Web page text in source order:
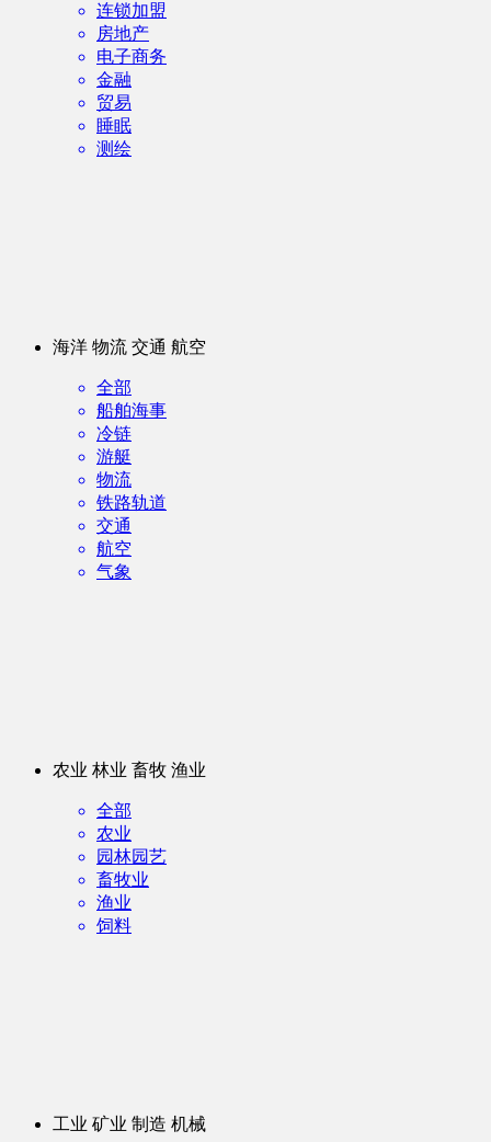
连锁加盟
房地产
电子商务
金融
贸易
睡眠
测绘
海洋 物流 交通 航空
全部
船舶海事
冷链
游艇
物流
铁路轨道
交通
航空
气象
农业 林业 畜牧 渔业
全部
农业
园林园艺
畜牧业
渔业
饲料
工业 矿业 制造 机械